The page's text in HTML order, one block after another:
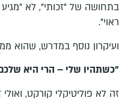
בתחושה של "זכותי", לא "מגיע
ראוי".
ועיקרון נוסף במדרש, שהוא
"כשתהיו שלי – הרי היא
זה לא פוליטיקלי קורקט,